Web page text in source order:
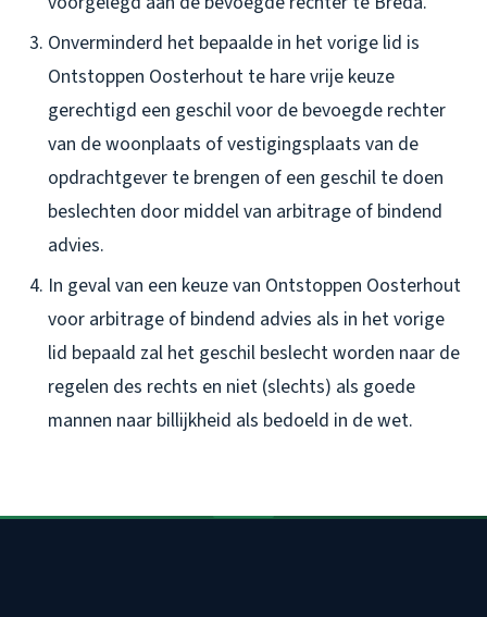
Onverminderd het bepaalde in het vorige lid is
Ontstoppen Oosterhout te hare vrije keuze
gerechtigd een geschil voor de bevoegde rechter
van de woonplaats of vestigingsplaats van de
opdrachtgever te brengen of een geschil te doen
beslechten door middel van arbitrage of bindend
advies.
In geval van een keuze van Ontstoppen Oosterhout
voor arbitrage of bindend advies als in het vorige
lid bepaald zal het geschil beslecht worden naar de
regelen des rechts en niet (slechts) als goede
mannen naar billijkheid als bedoeld in de wet.